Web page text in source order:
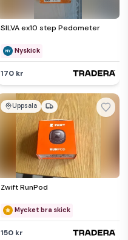
SILVA ex10 step Pedometer
Nyskick
170 kr
Uppsala
Zwift RunPod
Mycket bra skick
150 kr